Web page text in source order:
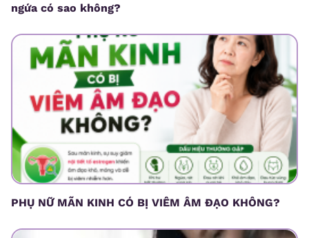
ngứa có sao không?
PHỤ NỮ MÃN KINH CÓ BỊ VIÊM ÂM ĐẠO KHÔNG?